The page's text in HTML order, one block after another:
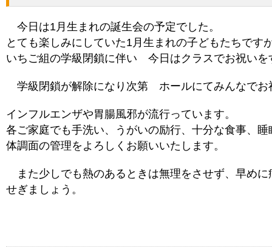
今日は1月生まれの誕生会の予定でした。
とても楽しみにしていた1月生まれの子どもたちです
いちご組の学級閉鎖に伴い 今日はクラスでお祝いを
学級閉鎖が解除になり次第 ホールにてみんなでお
インフルエンザや胃腸風邪が流行っています。
各ご家庭でも手洗い、うがいの励行、十分な食事、睡
体調面の管理をよろしくお願いいたします。
また少しでも熱のあるときは無理をさせず、早め
せぎましょう。